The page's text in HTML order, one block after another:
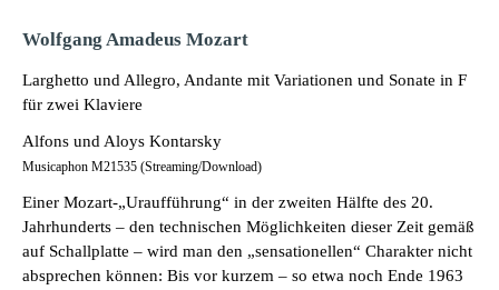
Wolfgang Amadeus Mozart
Larghetto und Allegro, Andante mit Variationen und Sonate in F
für zwei Klaviere
Alfons und Aloys Kontarsky
Musicaphon M21535 (Streaming/Download)
Einer Mozart-„Uraufführung“ in der zweiten Hälfte des 20.
Jahrhunderts ‒ den technischen Möglichkeiten dieser Zeit gemäß
auf Schallplatte ‒ wird man den „sensationellen“ Charakter nicht
absprechen können: Bis vor kurzem ‒ so etwa noch Ende 1963